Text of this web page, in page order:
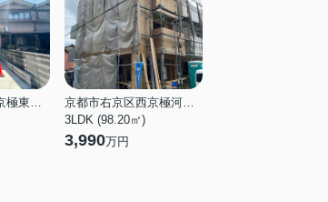
京都市右京区西京極東衣手町
京都市右京区西京極河原町
3LDK (98.20㎡)
3,990万円